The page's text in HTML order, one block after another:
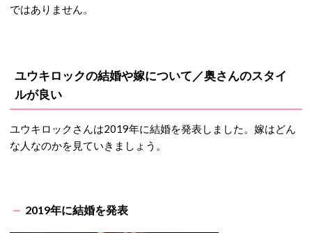
ではありません。
ユウキロックの結婚や嫁について／奥さんのスタイ
ルが良い
ユウキロックさんは2019年に結婚を発表しました。嫁はどん
な人なのかを見ていきましょう。
2019年に結婚を発表